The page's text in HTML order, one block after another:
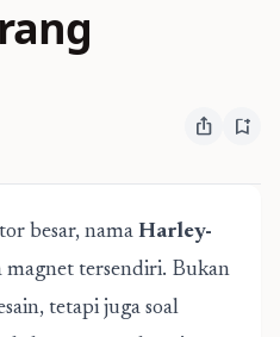
ios_share bookmark_add
besar, nama Harley-
magnet tersendiri. Bukan
tetapi juga soal